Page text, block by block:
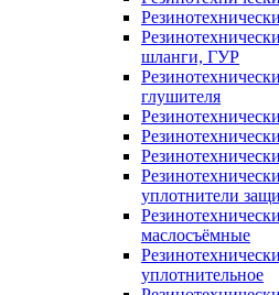
шланги, ГУР
глушителя
уплотнители
маслосъёмные
уплотнительное